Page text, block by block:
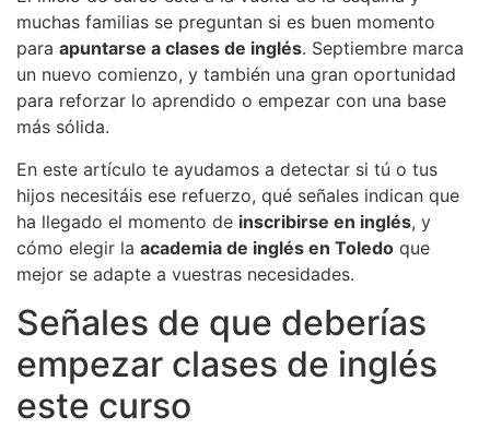
muchas familias se preguntan si es buen momento
para apuntarse a clases de inglés. Septiembre marca
un nuevo comienzo, y también una gran oportunidad
para reforzar lo aprendido o empezar con una base
más sólida.
En este artículo te ayudamos a detectar si tú o tus
hijos necesitáis ese refuerzo, qué señales indican que
ha llegado el momento de inscribirse en inglés, y
cómo elegir la academia de inglés en Toledo que
mejor se adapte a vuestras necesidades.
Señales de que deberías
empezar clases de inglés
este curso